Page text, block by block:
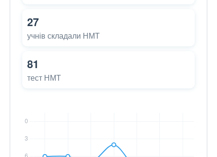
27
учнів складали НМТ
81
тест НМТ